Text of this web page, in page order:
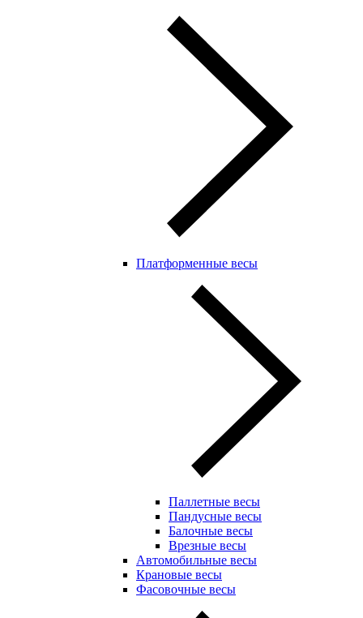
Платформенные весы
Паллетные весы
Пандусные весы
Балочные весы
Врезные весы
Автомобильные весы
Крановые весы
Фасовочные весы